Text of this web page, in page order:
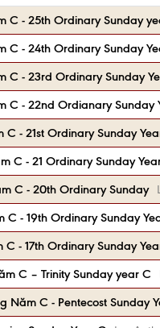
C - 25th Ordinary Sunday
C - 24th Ordinary Sunday
C - 23rd Ordinary Sunday
C - 22nd Ordianary Sunday
- 21st Ordinary Sunday
C - 21 Ordinary Sunday
C - 20th Ordinary Sunday
- 19th Ordinary Sunday
- 17th Ordinary Sunday
C – Trinity Sunday year C
Năm C - Pentecost Sunday